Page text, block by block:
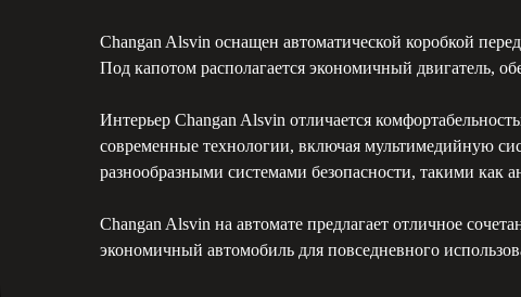
Changan Alsvin оснащен автоматической коробкой
Под капотом располагается экономичный двигатель,
Интерьер Changan Alsvin отличается
современные технологии, включая мультимедийную
разнообразными системами безопасности, такими как
Changan Alsvin на автомате предлагает отличное
экономичный автомобиль для повседневного